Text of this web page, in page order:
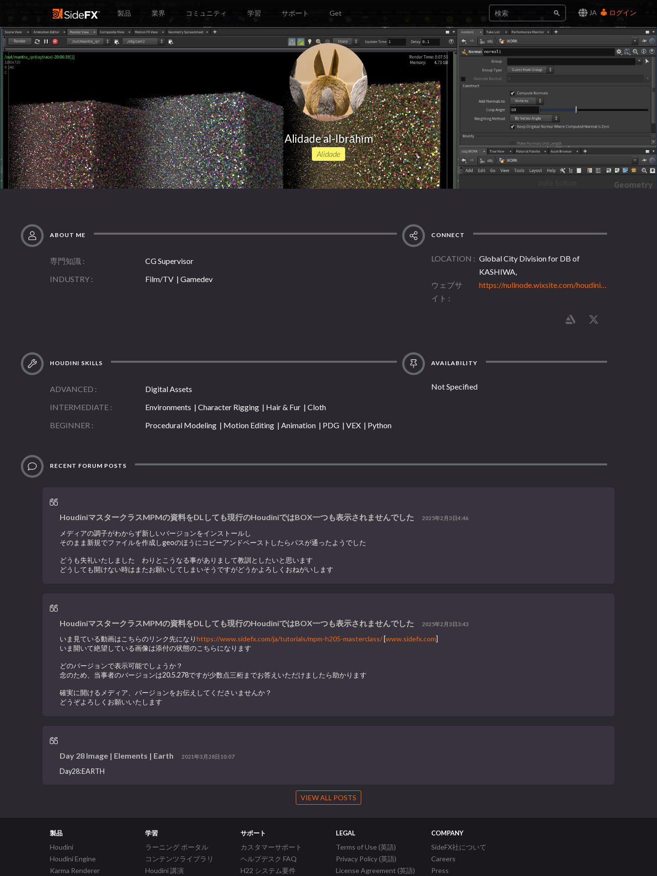
JA ログイン
製品 業界 コミュニティ 学習 サポート Get
Alidade al-Ibrāhīm
Alidade
ABOUT ME
専門知識
CG Supervisor
INDUSTRY
Film/TV | Gamedev
CONNECT
LOCATION
Global City Division for DB of
KASHIWA,
ウェブサ
イト
https://nullnode.wixsite.com/houdinipsalm
HOUDINI SKILLS
ADVANCED
Digital Assets
INTERMEDIATE
Environments | Character Rigging | Hair & Fur | Cloth
BEGINNER
Procedural Modeling | Motion Editing | Animation | PDG | VEX | Python
AVAILABILITY
Not Specified
RECENT FORUM POSTS
HoudiniマスタークラスMPMの資料をDLしても現行のHoudiniではBOX一つも表示されませんでした 2025年2月3日4:46
メディアの調子がわからず新しいバージョンをインストールし
そのまま新規でファイルを作成しgeoのほうにコピーアンドペーストしたらパスが通ったようでした
どうも失礼いたしました わりとこうなる事がありまして教訓としたいと思います
どうしても開けない時はまたお願いしてしまいそうですがどうかよろしくおねがいします
HoudiniマスタークラスMPMの資料をDLしても現行のHoudiniではBOX一つも表示されませんでした 2025年2月3日3:43
いま見ている動画はこちらのリンク先になりhttps://www.sidefx.com/ja/tutorials/mpm-h205-masterclass/ [www.sidefx.com]
いま開いて絶望している画像は添付の状態のこちらになります
どのバージョンで表示可能でしょうか？
念のため、当事者のバージョンは20.5.278ですが少数点三桁までお答えいただけましたら助かります
確実に開けるメディア、バージョンをお伝えしてくださいませんか？
どうぞよろしくお願いいたします
Day 28 Image | Elements | Earth 2021年3月28日10:07
Day28:EARTH
VIEW ALL POSTS
製品
Houdini
Houdini Engine
Karma Renderer
学習
ラーニング ポータル
コンテンツライブラリ
Houdini 講演
サポート
カスタマーサポート
ヘルプデスク FAQ
H22 システム要件
LEGAL
Terms of Use (英語)
Privacy Policy (英語)
License Agreement (英語)
COMPANY
SideFX社について
Careers
Press